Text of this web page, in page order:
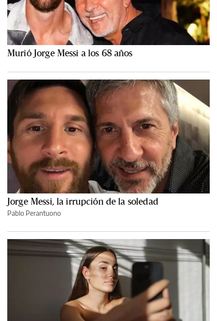
Murió Jorge Messi a los 68 años
Jorge Messi, la irrupción de la soledad
Pablo Perantuono